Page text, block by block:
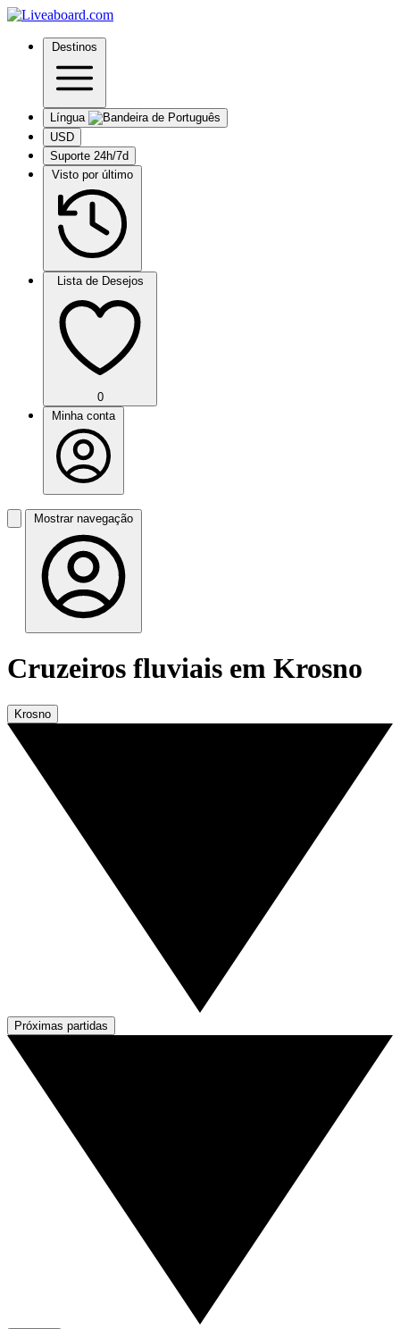
Destinos
Língua
USD
Suporte 24h/7d
Visto por último
Lista de Desejos
0
Minha conta
Mostrar navegação
Cruzeiros fluviais em Krosno
Krosno
Próximas partidas